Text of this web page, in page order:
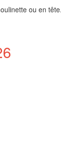
ou en tête.